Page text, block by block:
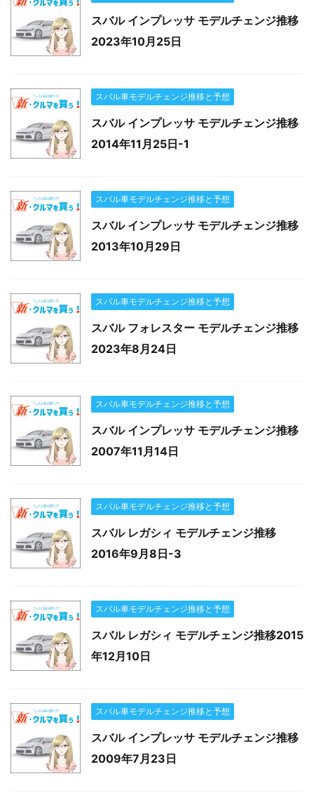
スバル インプレッサ モデルチェンジ推移
2023年10月25日
スバル車モデルチェンジ推移と予想
スバル インプレッサ モデルチェンジ推移
2014年11月25日-1
スバル車モデルチェンジ推移と予想
スバル インプレッサ モデルチェンジ推移
2013年10月29日
スバル車モデルチェンジ推移と予想
スバル フォレスター モデルチェンジ推移
2023年8月24日
スバル車モデルチェンジ推移と予想
スバル インプレッサ モデルチェンジ推移
2007年11月14日
スバル車モデルチェンジ推移と予想
スバル レガシィ モデルチェンジ推移
2016年9月8日-3
スバル車モデルチェンジ推移と予想
スバル レガシィ モデルチェンジ推移2015
年12月10日
スバル車モデルチェンジ推移と予想
スバル インプレッサ モデルチェンジ推移
2009年7月23日